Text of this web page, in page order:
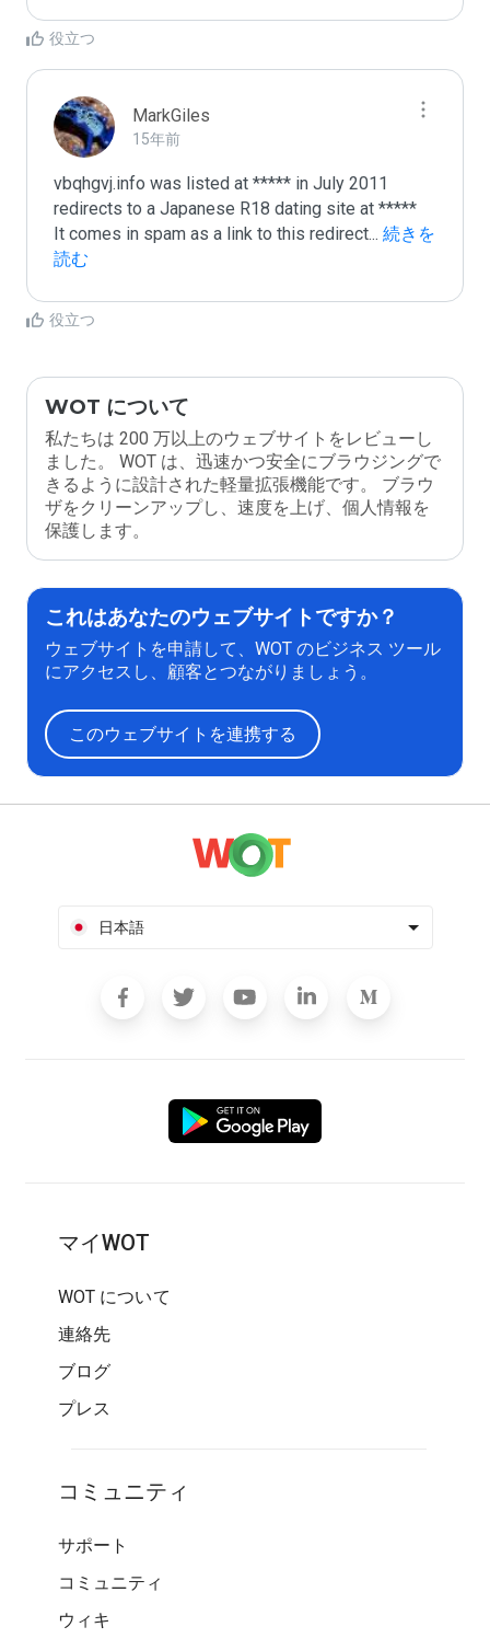
役立つ
MarkGiles
15年前
vbqhgvj.info was listed at ***** in July 2011
redirects to a Japanese R18 dating site at *****
It comes in spam as a link to this redirect... 続きを
読む
役立つ
WOT について
私たちは 200 万以上のウェブサイトをレビューし
ました。 WOT は、迅速かつ安全にブラウジングで
きるように設計された軽量拡張機能です。 ブラウ
ザをクリーンアップし、速度を上げ、個人情報を
保護します。
これはあなたのウェブサイトですか？
ウェブサイトを申請して、WOT のビジネス ツール
にアクセスし、顧客とつながりましょう。
このウェブサイトを連携する
日本語
マイWOT
WOT について
連絡先
ブログ
プレス
コミュニティ
サポート
コミュニティ
ウィキ